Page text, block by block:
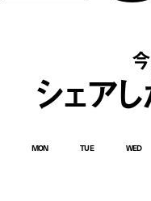
シェア
MON TUE WED